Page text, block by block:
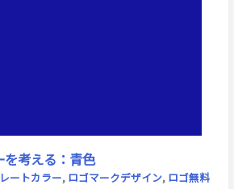
を考える：青色
ートカラー, ロゴマークデザイン, ロゴ無料